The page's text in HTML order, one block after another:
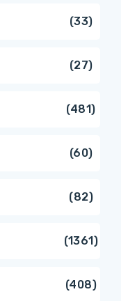
3333
2727
481481
6060
8282
13611361
408408